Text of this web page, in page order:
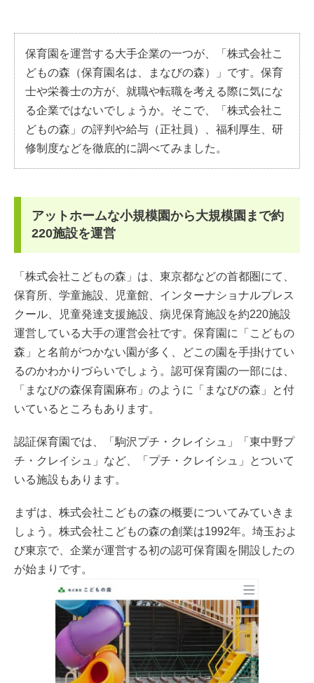
保育園を運営する大手企業の一つが、「株式会社こ
どもの森（保育園名は、まなびの森）」です。保育
士や栄養士の方が、就職や転職を考える際に気にな
る企業ではないでしょうか。そこで、「株式会社こ
どもの森」の評判や給与（正社員）、福利厚生、研
修制度などを徹底的に調べてみました。
アットホームな小規模園から大規模園まで約
220施設を運営
「株式会社こどもの森」は、東京都などの首都圏にて、
保育所、学童施設、児童館、インターナショナルプレス
クール、児童発達支援施設、病児保育施設を約220施設
運営している大手の運営会社です。保育園に「こどもの
森」と名前がつかない園が多く、どこの園を手掛けてい
るのかわかりづらいでしょう。認可保育園の一部には、
「まなびの森保育園麻布」のように「まなびの森」と付
いているところもあります。
認証保育園では、「駒沢プチ・クレイシュ」「東中野プ
チ・クレイシュ」など、「プチ・クレイシュ」とついて
いる施設もあります。
まずは、株式会社こどもの森の概要についてみていきま
しょう。株式会社こどもの森の創業は1992年。埼玉およ
び東京で、企業が運営する初の認可保育園を開設したの
が始まりです。